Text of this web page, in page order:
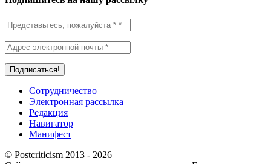
Сотрудничество
Электронная рассылка
Редакция
Навигатор
Манифест
© Postcriticism 2013 - 2026